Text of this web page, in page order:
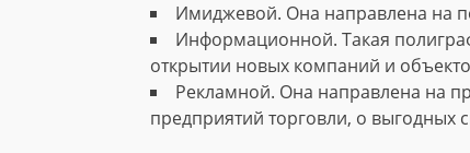
Имиджевой. Она направлена на
Информационной. Такая
открытии новых компаний и
Рекламной. Она направлена на
предприятий торговли, о выгодных